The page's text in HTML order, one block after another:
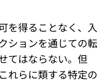
を得ることなく、入
ションを通じての転
てはならない。但
れらに類する特定の